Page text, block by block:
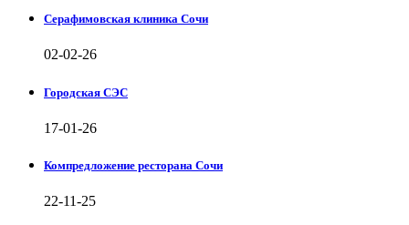
Серафимовская клиника Сочи
02-02-26
Городская СЭС
17-01-26
Компредложение ресторана Сочи
22-11-25